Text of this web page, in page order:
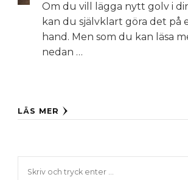
Om du vill lägga nytt golv i
kan du självklart göra det på
hand. Men som du kan läsa
nedan …
LÄS MER